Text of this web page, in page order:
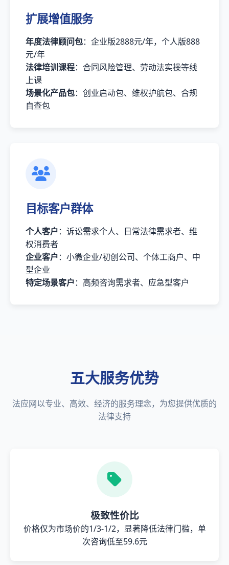
扩展增值服务
年度法律顾问包：企业版2888元/年，个人版888
元/年
法律培训课程：合同风险管理、劳动法实操等线
上课
场景化产品包：创业启动包、维权护航包、合规
自查包
目标客户群体
个人客户：诉讼需求个人、日常法律需求者、维
权消费者
企业客户：小微企业/初创公司、个体工商户、中
型企业
特定场景客户：高频咨询需求者、应急型客户
五大服务优势
法应网以专业、高效、经济的服务理念，为您提供优质的
法律支持
极致性价比
价格仅为市场价的1/3-1/2，显著降低法律门槛，单
次咨询低至59.6元